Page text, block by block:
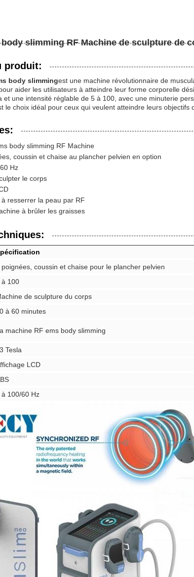
slimming RF Machine de sculpture de
produit:
body slimmingest une machine révolutionnaire de
aider les utilisateurs à atteindre leur forme corporelle
et une intensité réglable de 5 à 100, avec une minuterie
le choix idéal pour ceux qui veulent atteindre leurs
body slimming RF Machine
coussin et chaise au plancher pelvien en option
Hz
le corps
resserrer la peau par RF
à brûler les graisses
poignées, coussin et chaise pour le plancher pelvien
à 100
de sculpture du corps
à 60 minutes
machine RF ems body slimming
Tesla
LCD
à 100/60 Hz